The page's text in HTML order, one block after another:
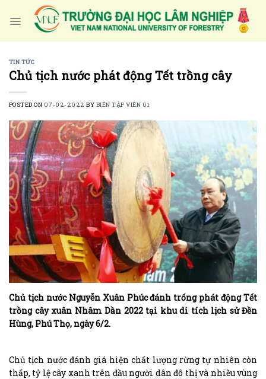
TIN TỨC
Chủ tịch nước phát động Tết trồng cây
POSTED ON 07-02-2022 BY BIÊN TẬP VIÊN 01
Chủ tịch nước Nguyễn Xuân Phúc đánh trống phát động Tết
trồng cây xuân Nhâm Dần 2022 tại khu di tích lịch sử Đền
Hùng, Phú Thọ, ngày 6/2.
Chủ tịch nước đánh giá hiện chất lượng rừng tự nhiên còn
thấp, tỷ lệ cây xanh trên đầu người dân đô thị và nhiều vùng